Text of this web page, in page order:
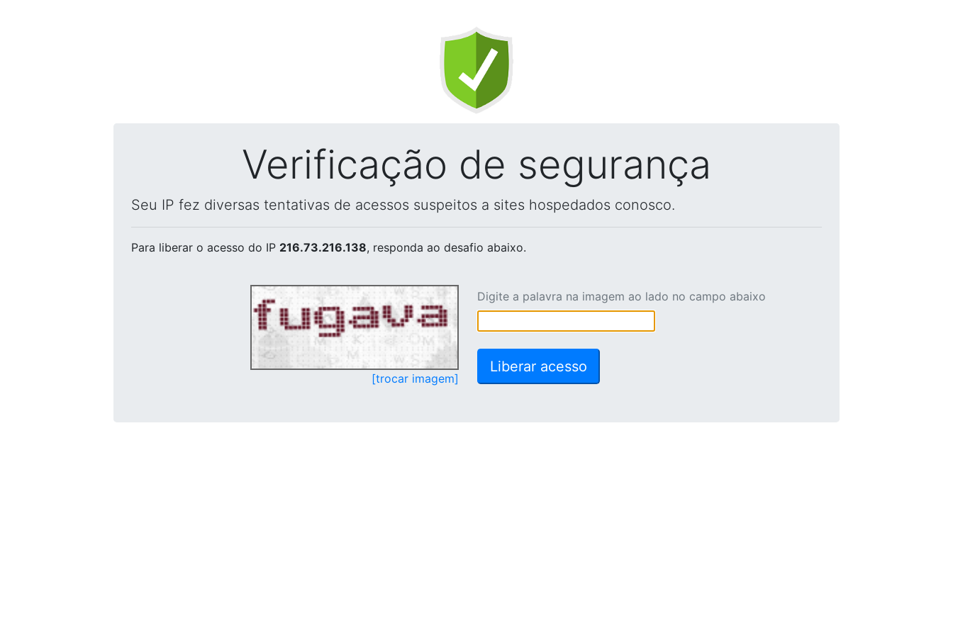
Verificação de segurança
Seu IP fez diversas tentativas de acessos suspeitos a sites hospedados conosco.
Para liberar o acesso do IP 216.73.216.138, responda ao desafio abaixo.
[trocar imagem]
Digite a palavra na imagem ao lado no campo abaixo